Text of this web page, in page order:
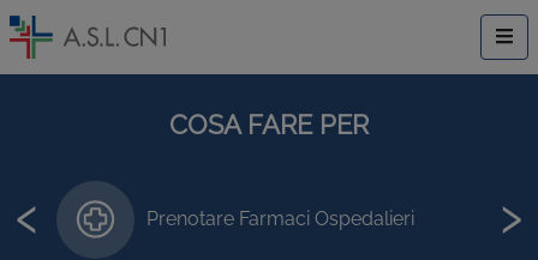
COSA FARE PER
Prenotare Farmaci Ospedalieri
‹ ›